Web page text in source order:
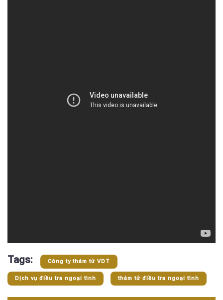
Tags: Công ty thám tử VDT
Dịch vụ điều tra ngoại tình thám tử điều tra ngoại tình